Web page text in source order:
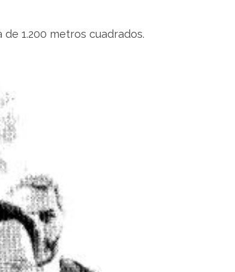
1.200 metros cuadrados.